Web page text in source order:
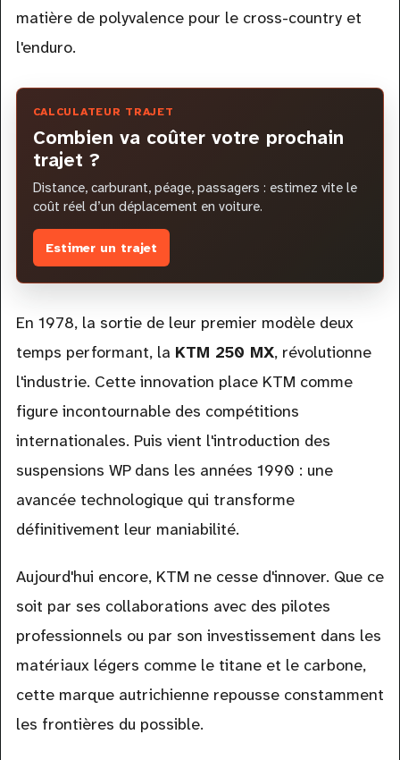
matière de polyvalence pour le cross-country et
l'enduro.
CALCULATEUR TRAJET
Combien va coûter votre prochain
trajet ?
Distance, carburant, péage, passagers : estimez vite le
coût réel d’un déplacement en voiture.
Estimer un trajet
En 1978, la sortie de leur premier modèle deux
temps performant, la KTM 250 MX, révolutionne
l'industrie. Cette innovation place KTM comme
figure incontournable des compétitions
internationales. Puis vient l'introduction des
suspensions WP dans les années 1990 : une
avancée technologique qui transforme
définitivement leur maniabilité.
Aujourd'hui encore, KTM ne cesse d'innover. Que ce
soit par ses collaborations avec des pilotes
professionnels ou par son investissement dans les
matériaux légers comme le titane et le carbone,
cette marque autrichienne repousse constamment
les frontières du possible.